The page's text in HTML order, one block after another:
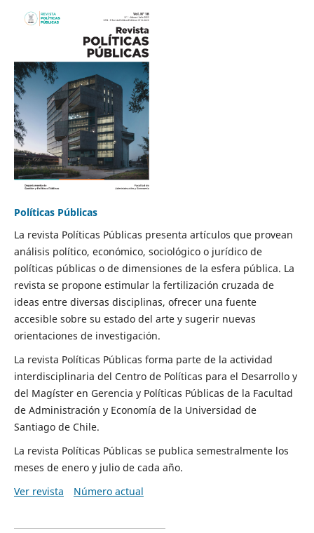
Políticas Públicas
La revista Políticas Públicas presenta artículos que provean
análisis político, económico, sociológico o jurídico de
políticas públicas o de dimensiones de la esfera pública. La
revista se propone estimular la fertilización cruzada de
ideas entre diversas disciplinas, ofrecer una fuente
accesible sobre su estado del arte y sugerir nuevas
orientaciones de investigación.
La revista Políticas Públicas forma parte de la actividad
interdisciplinaria del Centro de Políticas para el Desarrollo y
del Magíster en Gerencia y Políticas Públicas de la Facultad
de Administración y Economía de la Universidad de
Santiago de Chile.
La revista Políticas Públicas se publica semestralmente los
meses de enero y julio de cada año.
Ver revista
Número actual